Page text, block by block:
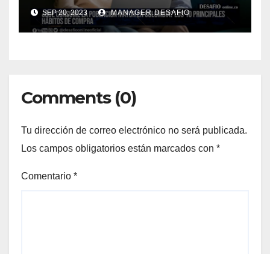
SEP 20, 2023 MANAGER.DESAFIO
Comments (0)
Tu dirección de correo electrónico no será publicada.
Los campos obligatorios están marcados con *
Comentario *